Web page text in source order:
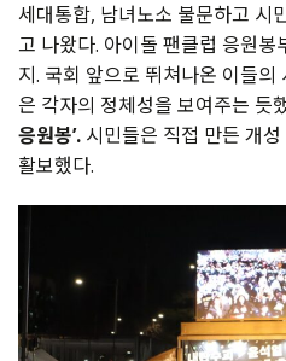
세대통합, 남녀노소 불문하고 시
고 나왔다. 아이돌 팬클럽 응원
지. 국회 앞으로 뛰쳐나온 이들
은 각자의 정체성을 보여주는 듯
응원봉’. 시민들은 직접 만든 개
활보했다.